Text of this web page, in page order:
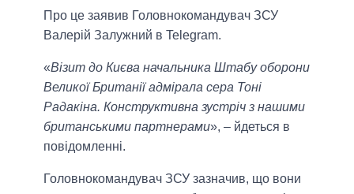
Про це заявив Головнокомандувач ЗСУ
Валерій Залужний в Telegram.
«Візит до Києва начальника Штабу оборони
Великої Британії адмірала сера Тоні
Радакіна. Конструктивна зустріч з нашими
британськими партнерами», – йдеться в
повідомленні.
Головнокомандувач ЗСУ зазначив, що вони